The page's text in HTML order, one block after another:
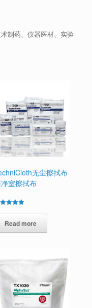
制药、仪器医材、实验
无尘擦拭布
室擦拭布
of 5
Read more